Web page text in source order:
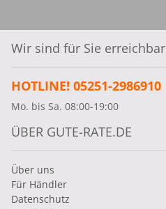
Wir sind für Sie erreichbar
HOTLINE! 05251-2986910
Mo. bis Sa. 08:00-19:00
ÜBER GUTE-RATE.DE
Über uns
Für Händler
Datenschutz